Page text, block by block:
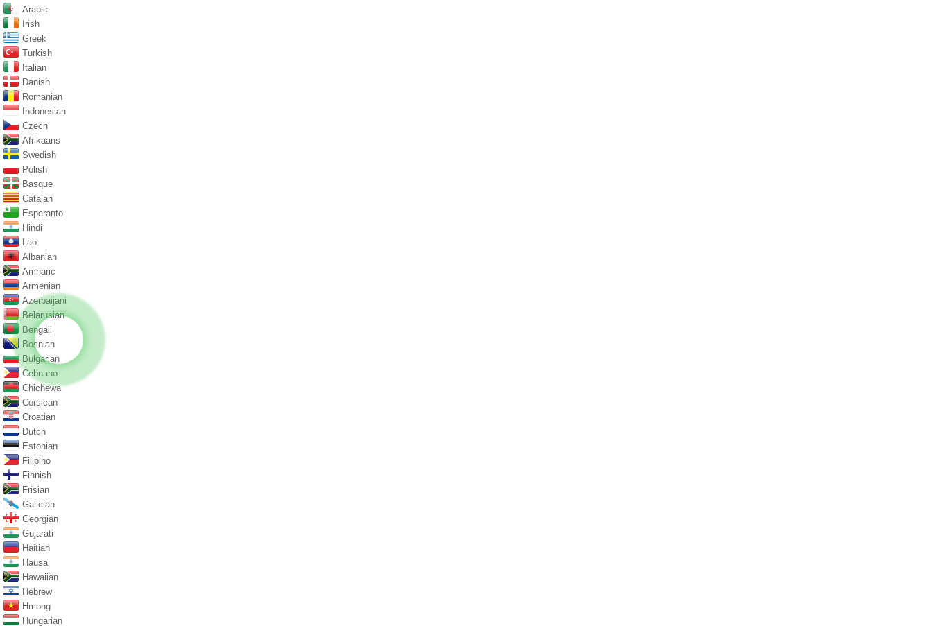
Arabic
Irish
Greek
Turkish
Italian
Danish
Romanian
Indonesian
Czech
Afrikaans
Swedish
Polish
Basque
Catalan
Esperanto
Hindi
Lao
Albanian
Amharic
Armenian
Azerbaijani
Belarusian
Bengali
Bosnian
Bulgarian
Cebuano
Chichewa
Corsican
Croatian
Dutch
Estonian
Filipino
Finnish
Frisian
Galician
Georgian
Gujarati
Haitian
Hausa
Hawaiian
Hebrew
Hmong
Hungarian